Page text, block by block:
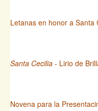
Letanas en honor a Santa
Santa Cecilia - Lirio de
Novena para la